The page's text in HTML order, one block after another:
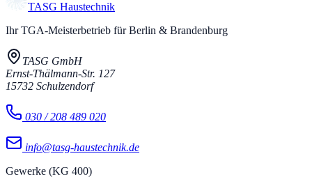
TASG Haustechnik
Ihr TGA-Meisterbetrieb für Berlin & Brandenburg
TASG GmbH
Ernst-Thälmann-Str. 127
15732 Schulzendorf
030 / 208 489 020
info@tasg-haustechnik.de
Gewerke (KG 400)